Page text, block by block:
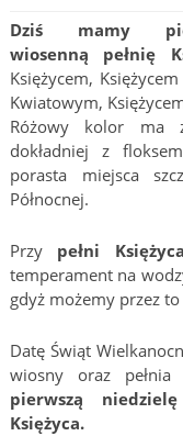
Dziś mamy
wiosenną pełnię
Księżycem,
Kwiatowym,
Różowy kolor ma
dokładniej z
porasta miejsca
Północnej.
Przy pełni
temperament na
gdyż możemy przez
Datę Świąt
wiosny oraz
pierwszą
Księżyca.